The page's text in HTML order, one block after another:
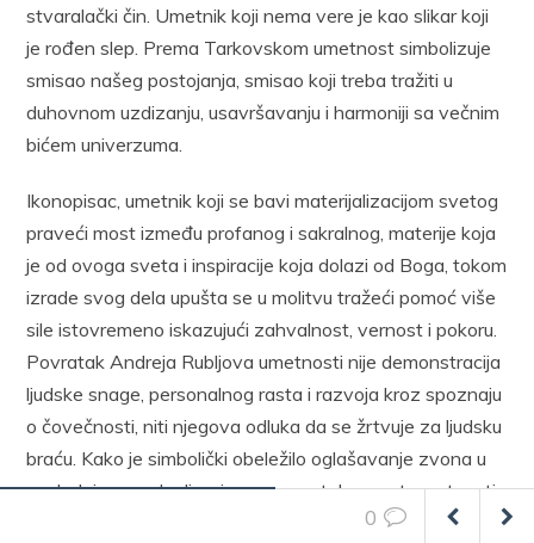
stvaralački čin. Umetnik koji nema vere je kao slikar koji
je rođen slep. Prema Tarkovskom umetnost simbolizuje
smisao našeg postojanja, smisao koji treba tražiti u
duhovnom uzdizanju, usavršavanju i harmoniji sa večnim
bićem univerzuma.
Ikonopisac, umetnik koji se bavi materijalizacijom svetog
praveći most između profanog i sakralnog, materije koja
je od ovoga sveta i inspiracije koja dolazi od Boga, tokom
izrade svog dela upušta se u molitvu tražeći pomoć više
sile istovremeno iskazujući zahvalnost, vernost i pokoru.
Povratak Andreja Rubljova umetnosti nije demonstracija
ljudske snage, personalnog rasta i razvoja kroz spoznaju
o čovečnosti, niti njegova odluka da se žrtvuje za ljudsku
braću. Kako je simbolički obeležilo oglašavanje zvona u
poslednjem poglavlju, njegov povratak na put umetnosti
je povratak Bogu, Njegova slava i glorifikacija, jer u očima
0